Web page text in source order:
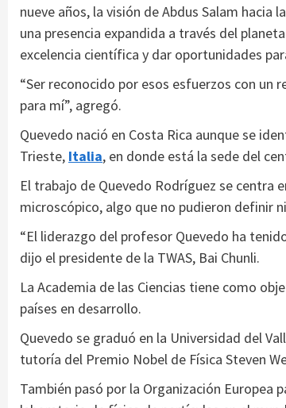
nueve años, la visión de Abdus Salam
una presencia expandida a través del
excelencia científica y dar oportunidades
“Ser reconocido por esos esfuerzos con
para mí”, agregó.
Quevedo nació en Costa Rica aunque se
Trieste, Italia, en donde está la sede del
El trabajo de Quevedo Rodríguez se centra
microscópico, algo que no pudieron definir ni
“El liderazgo del profesor Quevedo ha
dijo el presidente de la TWAS, Bai Chunli.
La Academia de las Ciencias tiene como
países en desarrollo.
Quevedo se graduó en la Universidad del
tutoría del Premio Nobel de Física Steven
También pasó por la Organización